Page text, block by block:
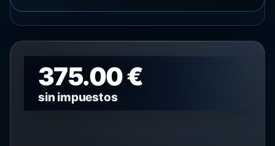
375.00 €
sin impuestos